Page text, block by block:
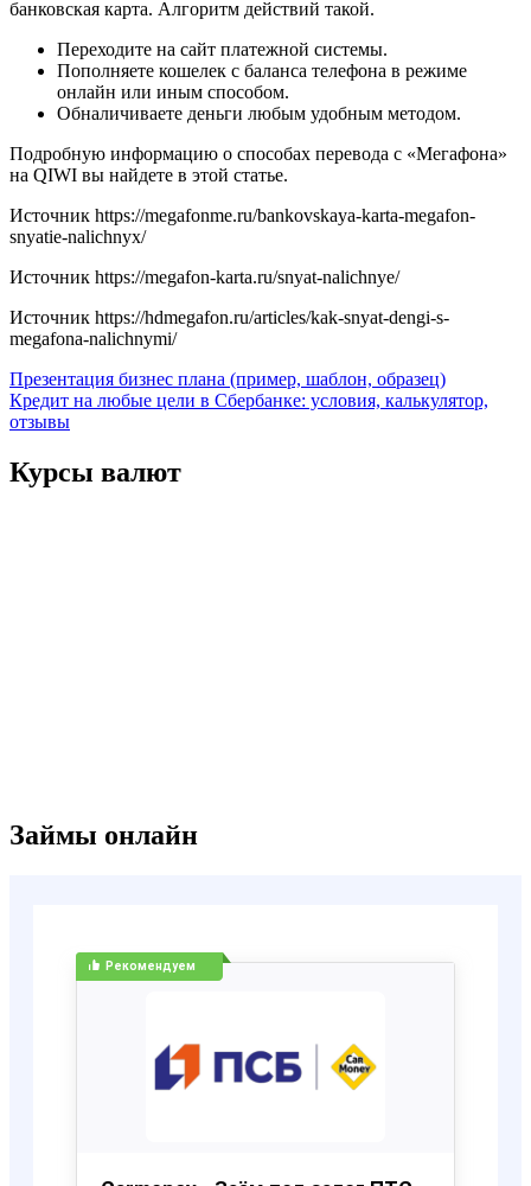
банковская карта. Алгоритм действий такой.
Переходите на сайт платежной системы.
Пополняете кошелек с баланса телефона в режиме
онлайн или иным способом.
Обналичиваете деньги любым удобным методом.
Подробную информацию о способах перевода с «Мегафона»
на QIWI вы найдете в этой статье.
Источник https://megafonme.ru/bankovskaya-karta-megafon-
snyatie-nalichnyx/
Источник https://megafon-karta.ru/snyat-nalichnye/
Источник https://hdmegafon.ru/articles/kak-snyat-dengi-s-
megafona-nalichnymi/
Навигация
по
Презентация бизнес плана (пример, шаблон, образец)
Кредит на любые цели в Сбербанке: условия, калькулятор,
отзывы
Курсы валют
Займы онлайн